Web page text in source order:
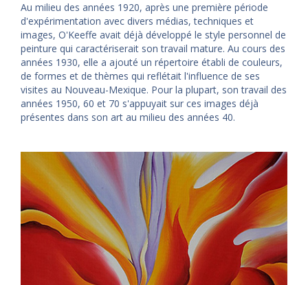
Au milieu des années 1920, après une première période
d'expérimentation avec divers médias, techniques et
images, O'Keeffe avait déjà développé le style personnel de
peinture qui caractériserait son travail mature. Au cours des
années 1930, elle a ajouté un répertoire établi de couleurs,
de formes et de thèmes qui reflétait l'influence de ses
visites au Nouveau-Mexique. Pour la plupart, son travail des
années 1950, 60 et 70 s'appuyait sur ces images déjà
présentes dans son art au milieu des années 40.